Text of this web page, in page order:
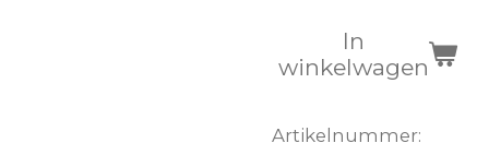
In
winkelwagen
Artikelnummer: